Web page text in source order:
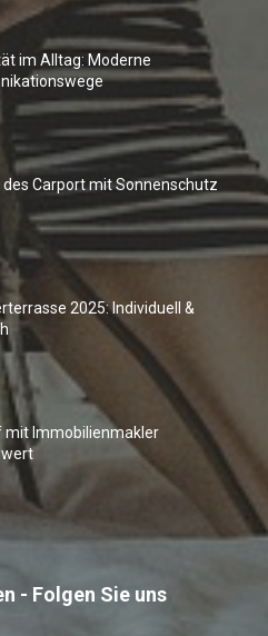
im Alltag: Moderne
des Carport mit Sonnenschutz
2025: Individuell &
mit Immobilienmakler
- Folgen Sie uns